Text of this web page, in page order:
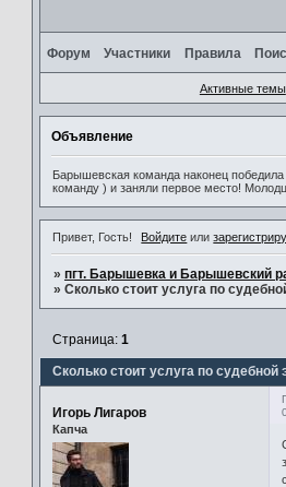
Форум Участники Правила
Активные темы
Объявление
Барышевская команда наконец
команду ) и заняли первое место!
Привет, Гость! Войдите или
» пгт. Барышевка и Барышевский
» Сколько стоит услуга по
Сколько стоит услуга по судебной
Страница: 1
Игорь Лигаров
Капча